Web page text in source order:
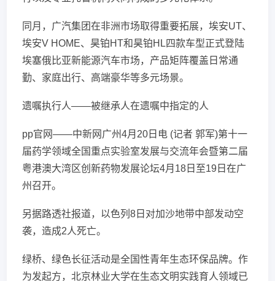
同月，广汽集团在非洲市场取得重要拓展，埃安UT、
埃安V HOME、昊铂HT和昊铂HL四款车型正式登陆
埃塞俄比亚新能源汽车市场，产品矩阵覆盖日常通
勤、家庭出行、高端豪华等多元场景。
遗嘱执行人——被继承人在遗嘱中指定的人
pp官网——中新网广州4月20日电 (记者 郭军)第十一
届药学领域全国重点实验室发展与交流年会暨第二届
粤港澳大湾区创新药物发展论坛4月18日至19日在广
州召开。
另据路透社报道，以色列8日对加沙地带中部发动空
袭，造成2人死亡。
绿桥、绿色长征活动是全国性青年生态环保品牌。作
为发起方，北京林业大学在生态文明实践育人领域已